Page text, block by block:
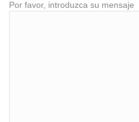
Por favor, introduzca su mensaje